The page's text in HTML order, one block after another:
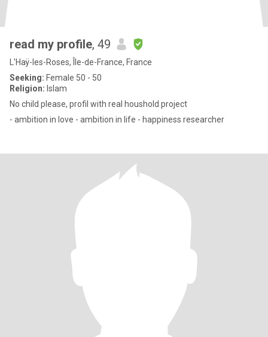
read my profile, 49
L'Haÿ-les-Roses, Île-de-France, France
Seeking: Female 50 - 50
Religion: Islam
No child please, profil with real houshold project
- ambition in love - ambition in life - happiness researcher